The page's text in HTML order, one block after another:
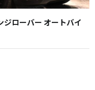
ローバー オートバイ